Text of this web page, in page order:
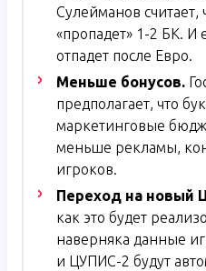
Сулейманов
«пропадет» 1-2 БК. И
отпадет после Евро.
Меньше бонусов.
предполагает, что
маркетинговые
меньше рекламы,
игроков.
Переход на новый
как это будет
наверняка данные
и ЦУПИС-2 будут